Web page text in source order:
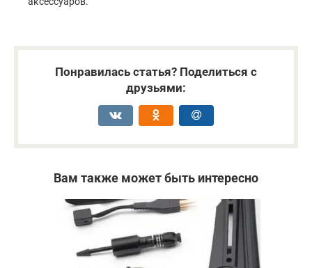
Понравилась статья? Поделиться с
друзьями:
Вам также может быть интересно